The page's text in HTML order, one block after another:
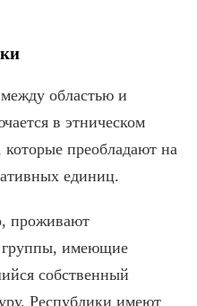
областью и
в этническом
которые преобладают на
единиц.
проживают
имеющие
собственный
Республики имеют